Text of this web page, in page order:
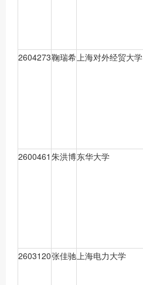
2604273鞠瑞希 上海对外经贸大学
2600461 朱洪博东华大学
2603120张佳驰 上海电力大学